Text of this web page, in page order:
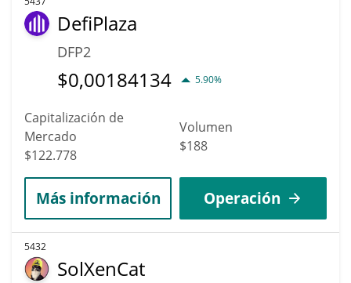
DefiPlaza
DFP2
$0,00184134 5.90%
Capitalización de
Mercado
$122.778
Volumen
$188
Más información Operación
5432
SolXenCat